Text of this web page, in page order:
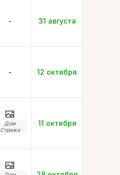
-
31 августа
-
12 октября
Дом
Стража
11 октября